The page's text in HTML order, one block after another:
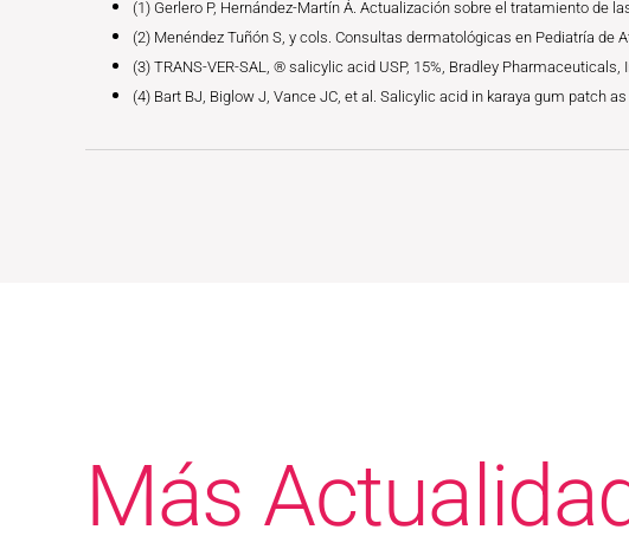
(1) Gerlero P, Hernández-Martín Á. Actualización sobre el tratamiento de
(2) Menéndez Tuñón S, y cols. Consultas dermatológicas en Pediatría de
(3) TRANS-VER-SAL, ® salicylic acid USP, 15%, Bradley Pharmaceuticals,
(4) Bart BJ, Biglow J, Vance JC, et al. Salicylic acid in karaya gum patch
Más